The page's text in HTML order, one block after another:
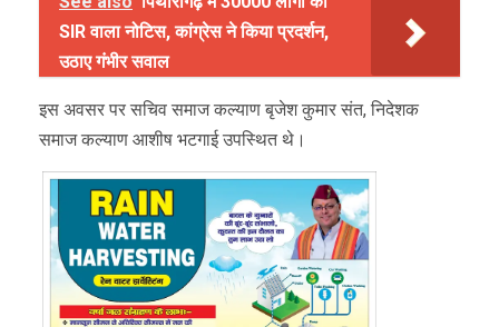
SIR वाला नोटिस, कांग्रेस ने किया प्रदर्शन,
उठाए गंभीर सवाल
इस अवसर पर सचिव समाज कल्याण बृजेश कुमार संत, निदेशक
समाज कल्याण आशीष भटगाई उपस्थित थे।